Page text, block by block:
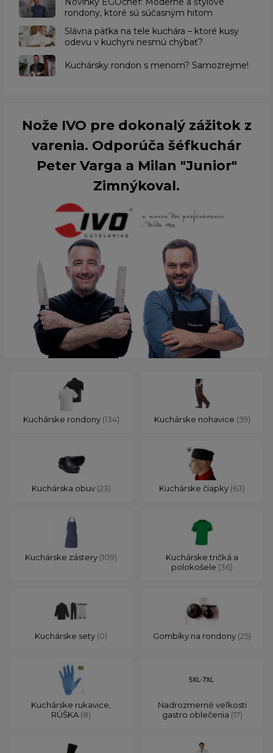
rondony, ktoré sú súčasným hitom
Slávna päťka na tele kuchára – ktoré kusy
odevu v kuchyni nesmú chýbať?
Kuchársky rondon s menom? Samozrejme!
Nože IVO pre dokonalý zážitok z
varenia. Odporúča šéfkuchár
Peter Varga a Milan "Junior"
Zimnýkoval.
Kuchárske rondony (134) Kuchárske nohavice (59)
Kuchárska obuv (23) Kuchárske čiapky (63)
Kuchárske zástery (109)
Kuchárske tričká a
polokošele (36)
Kuchárske sety (0) Gombíky na rondony (25)
Kuchárske rukavice,
RÚŠKA (8)
Nadrozmerné veľkosti
gastro oblečenia (17)